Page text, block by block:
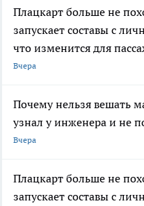
Плацкарт больше не
запускает составы с
что изменится для
Вчера
Почему нельзя вешать
узнал у инженера и не
Вчера
Плацкарт больше не
запускает составы с